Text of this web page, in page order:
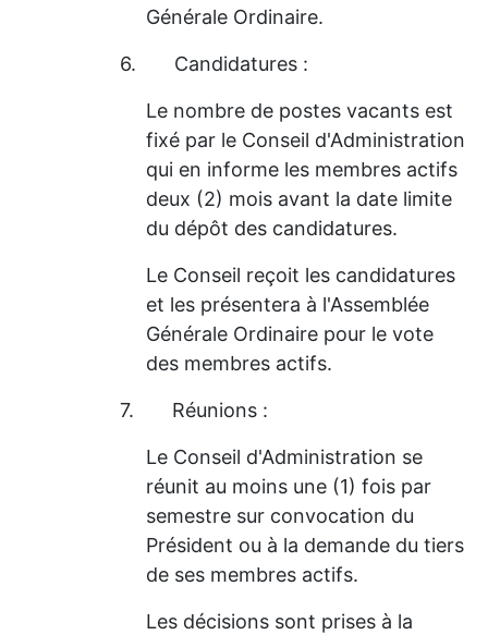
Générale Ordinaire.
6. Candidatures :
Le nombre de postes vacants est
fixé par le Conseil d'Administration
qui en informe les membres actifs
deux (2) mois avant la date limite
du dépôt des candidatures.
Le Conseil reçoit les candidatures
et les présentera à l'Assemblée
Générale Ordinaire pour le vote
des membres actifs.
7. Réunions :
Le Conseil d'Administration se
réunit au moins une (1) fois par
semestre sur convocation du
Président ou à la demande du tiers
de ses membres actifs.
Les décisions sont prises à la